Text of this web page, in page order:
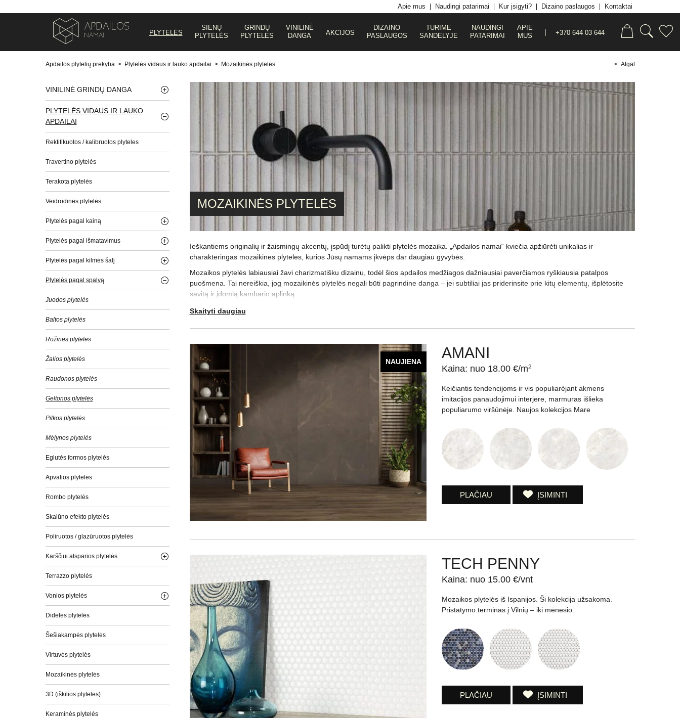
Apie mus Naudingi patarimai Kur įsigyti? Dizaino paslaugos Kontaktai
PLYTELĖS
SIENŲ
PLYTELĖS
GRINDŲ
PLYTELĖS
VINILINĖ
DANGA
AKCIJOS
DIZAINO
PASLAUGOS
TURIME
SANDĖLYJE
NAUDINGI
PATARIMAI
APIE
MUS
+370 644 03 644
Apdailos plytelių prekyba > Plytelės vidaus ir lauko apdailai > Mozaikinės plytelės < Atgal
VINILINĖ GRINDŲ DANGA
PLYTELĖS VIDAUS IR LAUKO
APDAILAI
Rektifikuotos / kalibruotos plyteles
Travertino plytelės
Terakota plytelės
Veidrodinės plytelės
Plytelės pagal kainą
Plytelės pagal išmatavimus
Plytelės pagal kilmės šalį
Plytelės pagal spalvą
Juodos plytelės
Baltos plytelės
Rožinės plytelės
Žalios plytelės
Raudonos plytelės
Geltonos plytelės
Pilkos plytelės
Mėlynos plytelės
Eglutės formos plytelės
Apvalios plytelės
Rombo plytelės
Skalūno efekto plytelės
Poliruotos / glazūruotos plytelės
Karščiui atsparios plytelės
Terrazzo plytelės
Vonios plytelės
Didelės plytelės
Šešiakampės plytelės
Virtuvės plytelės
Mozaikinės plytelės
3D (iškilios plytelės)
Keraminės plytelės
MOZAIKINĖS PLYTELĖS
Ieškantiems originalių ir žaismingų akcentų, įspūdį turėtų palikti plytelės mozaika. „Apdailos namai“ kviečia apžiūrėti unikalias ir
charakteringas mozaikines plyteles, kurios Jūsų namams įkvėps dar daugiau gyvybės.
Mozaikos plytelės labiausiai žavi charizmatišku dizainu, todėl šios apdailos medžiagos dažniausiai paverčiamos ryškiausia patalpos
puošmena. Tai nereiškia, jog mozaikinės plytelės negali būti pagrindine danga – jei subtiliai jas priderinsite prie kitų elementų, išplėtosite
savitą ir įdomią kambario aplinką.
Skiriasi ir medžiagos iš kurios pagaminta mozaika: akmens mozaika nustebins tvirtumu, stiklo mozaika vizualiai padidins erdvę, o kokoso
yraveidrodinės plytelės, kurios ne tik praplečia erdvę, bet ir sukuria išskirtinį akcentą. Tokių niuansų yra ir kur kas daugiau – jei rinkdamiesi
Mozaikinės plytelės parduodamos „Apdailos namai“ salone Vilniuje. Jei norite apsipirkti greičiau, užsisakykite mozaikines plyteles internetu
– tai paprasta ir patogu!
Skaityti daugiau
NAUJIENA
AMANI
Kaina: nuo 18.00 €/m2
Keičiantis tendencijoms ir vis populiarėjant akmens
imitacijos panaudojimui interjere, marmuras išlieka
populiarumo viršūnėje. Naujos kolekcijos Mare
PLAČIAU ĮSIMINTI
TECH PENNY
Kaina: nuo 15.00 €/vnt
Mozaikos plytelės iš Ispanijos. Ši kolekcija užsakoma.
Pristatymo terminas į Vilnių – iki mėnesio.
PLAČIAU ĮSIMINTI